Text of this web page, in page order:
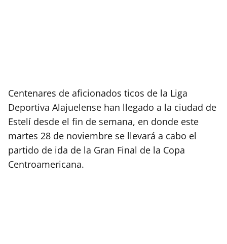
Centenares de aficionados ticos de la Liga
Deportiva Alajuelense han llegado a la ciudad de
Estelí desde el fin de semana, en donde este
martes 28 de noviembre se llevará a cabo el
partido de ida de la Gran Final de la Copa
Centroamericana.